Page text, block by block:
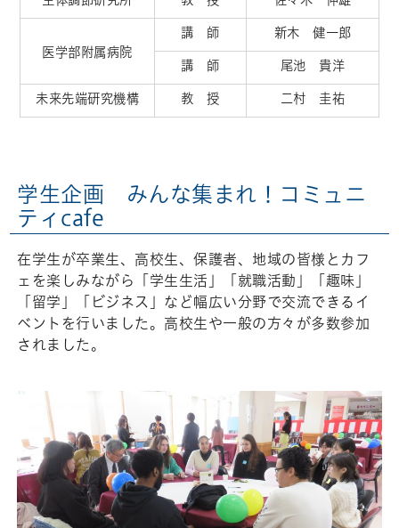
医学部附属病院
講 師 新木 健一郎
講 師 尾池 貴洋
未来先端研究機構 教 授 二村 圭祐
学生企画 みんな集まれ！コミュニ
ティcafe
在学生が卒業生、高校生、保護者、地域の皆様とカフ
ェを楽しみながら「学生生活」「就職活動」「趣味」
「留学」「ビジネス」など幅広い分野で交流できるイ
ベントを行いました。高校生や一般の方々が多数参加
されました。